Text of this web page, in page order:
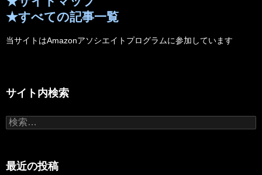
★すべての記事一覧
当サイトはAmazonアソシエイトプログラムに参加しています
サイト内検索
検
索:
最近の投稿